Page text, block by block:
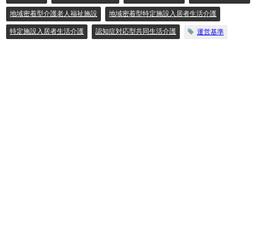
地域密着型介護老人福祉施設 地域密着型特定施設入居者生活介護
特定施設入居者生活介護 認知症対応型共同生活介護 運営基準